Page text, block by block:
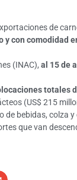
de
con comodidad
(INAC), al 15 de
totales
(US$ 215
de bebidas, colza
que van